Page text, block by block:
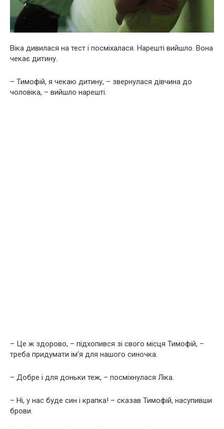
Bіка дивилася на тест і посміхалася. Нарешті вийшло. Вона
чекає дитину.
– Тимофій, я чекаю дитину, – звернулася дівчина до
чоловіка, – вийшло нарешті.
– Це ж здорово, – підхопився зі свого місця Тимофій, –
треба придумати ім’я для нашого синочка.
– Добре і для доньки теж, – посміхнулася Ліка.
– Ні, у нас буде син і крапка! – сказав Тимофій, насупивши
брови.